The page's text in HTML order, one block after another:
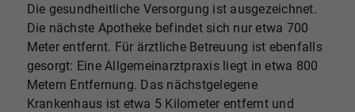
Die gesundheitliche Versorgung ist ausgezeichnet.
Die nächste Apotheke befindet sich nur etwa 700
Meter entfernt. Für ärztliche Betreuung ist ebenfalls
gesorgt: Eine Allgemeinarztpraxis liegt in etwa 800
Metern Entfernung. Das nächstgelegene
Krankenhaus ist etwa 5 Kilometer entfernt und